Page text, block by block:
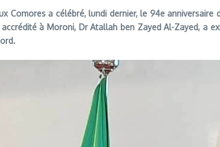
Comores a célébré, lundi dernier, le 94e
accrédité à Moroni, Dr Atallah ben Zayed Al-Zayed,